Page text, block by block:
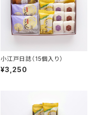
小江戸日誌（15個入り）
¥3,250